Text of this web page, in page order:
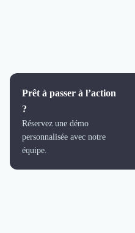
Prêt à passer à l’action
?
Réservez une démo
personnalisée avec notre
équipe.